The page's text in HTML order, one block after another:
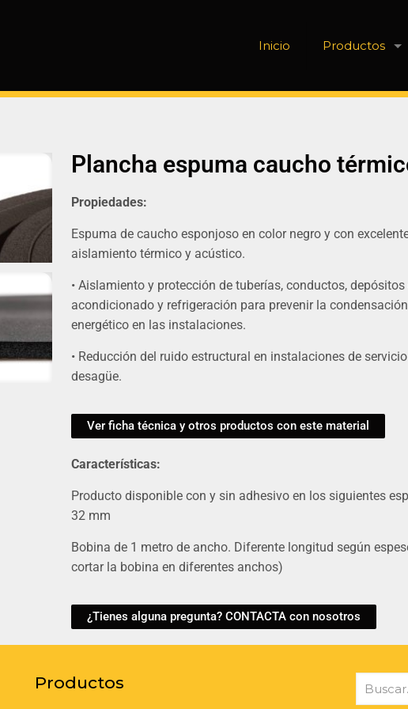
Inicio Productos
Plancha espuma caucho
Propiedades:
Espuma de caucho esponjoso en color negro y con
aislamiento térmico y acústico.
• Aislamiento y protección de tuberías, conductos,
acondicionado y refrigeración para prevenir la
energético en las instalaciones.
• Reducción del ruido estructural en instalaciones de
desagüe.
Ver ficha técnica y otros productos con este material
Características:
Producto disponible con y sin adhesivo en los siguientes
32 mm
Bobina de 1 metro de ancho. Diferente longitud según
cortar la bobina en diferentes anchos)
¿Tienes alguna pregunta? CONTACTA con nosotros
Productos